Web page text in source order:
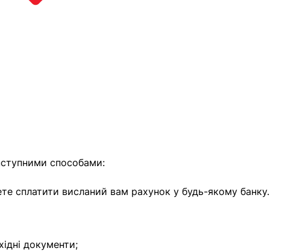
способами:
сплатити висланий вам рахунок у будь-якому банку.
документи;